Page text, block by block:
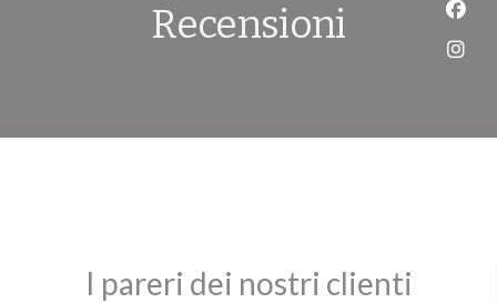
Recensioni
I pareri dei nostri clienti